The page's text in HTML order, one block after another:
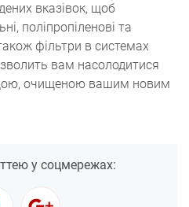
вказівок, щоб
поліпропіленові та
фільтри в системах
вам насолодитися
очищеною вашим новим
у соцмережах: